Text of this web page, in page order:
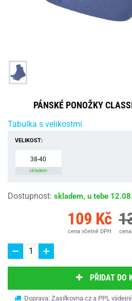
PÁNSKÉ PONOŽKY
Tabulka s velikostmi
VELIKOST:
38-40
skladem
Dostupnost: skladem, u tebe
109 Kč
cena včetně DPH
PŘIDAT DO
Doprava: Zasilkovna.cz a PPL